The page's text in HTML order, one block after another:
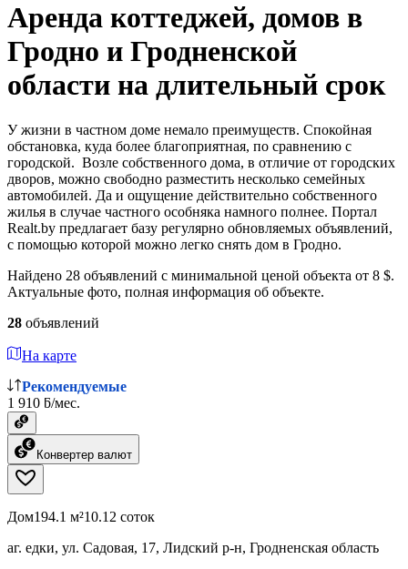
Аренда коттеджей, домов в
Гродно и Гродненской
области на длительный срок
У жизни в частном доме немало преимуществ. Спокойная
обстановка, куда более благоприятная, по сравнению с
городской. Возле собственного дома, в отличие от городских
дворов, можно свободно разместить несколько семейных
автомобилей. Да и ощущение действительно собственного
жилья в случае частного особняка намного полнее. Портал
Realt.by предлагает базу регулярно обновляемых объявлений,
с помощью которой можно легко снять дом в Гродно.
Найдено 28 объявлений с минимальной ценой объекта от 8 $.
Актуальные фото, полная информация об объекте.
28 объявлений
На карте
Рекомендуемые
1 910 ƃ/мес.
Конвертер валют
Дом194.1 м²10.12 соток
аг. едки, ул. Садовая, 17, Лидский р-н, Гродненская область